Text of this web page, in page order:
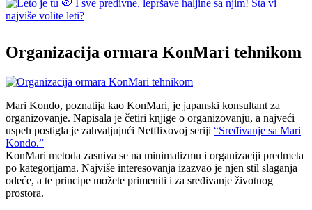
Organizacija ormara KonMari tehnikom
Mari Kondo, poznatija kao KonMari, je japanski konsultant za
organizovanje. Napisala je četiri knjige o organizovanju, a najveći
uspeh postigla je zahvaljujući Netflixovoj seriji “Sređivanje sa Mari
Kondo.”
KonMari metoda zasniva se na minimalizmu i organizaciji predmeta
po kategorijama. Najviše interesovanja izazvao je njen stil slaganja
odeće, a te principe možete primeniti i za sređivanje životnog
prostora.